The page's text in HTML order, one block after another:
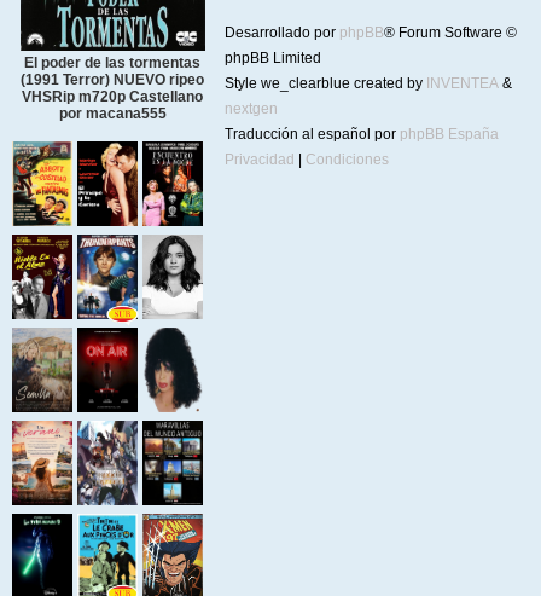
El poder de las tormentas
(1991 Terror) NUEVO ripeo
VHSRip m720p Castellano
por macana555
Desarrollado por phpBB® Forum Software ©
phpBB Limited
Style we_clearblue created by INVENTEA &
nextgen
Traducción al español por phpBB España
Privacidad | Condiciones